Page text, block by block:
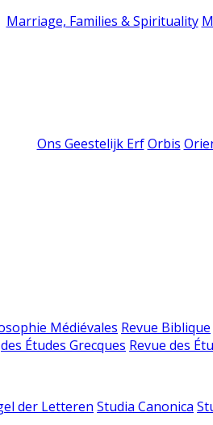
Marriage, Families & Spirituality
Ons Geestelijk Erf Orbis
Médiévales Revue Biblique
des Études Grecques Revue des
der Letteren Studia Canonica